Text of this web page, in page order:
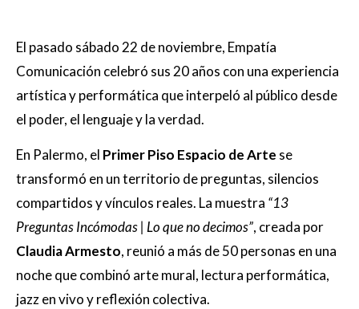
El pasado sábado 22 de noviembre, Empatía
Comunicación celebró sus 20 años con una experiencia
artística y performática que interpeló al público desde
el poder, el lenguaje y la verdad.
En Palermo, el Primer Piso Espacio de Arte se
transformó en un territorio de preguntas, silencios
compartidos y vínculos reales. La muestra “13
Preguntas Incómodas | Lo que no decimos”, creada por
Claudia Armesto, reunió a más de 50 personas en una
noche que combinó arte mural, lectura performática,
jazz en vivo y reflexión colectiva.